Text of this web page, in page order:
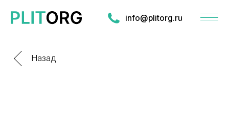
info@plitorg.ru
Назад